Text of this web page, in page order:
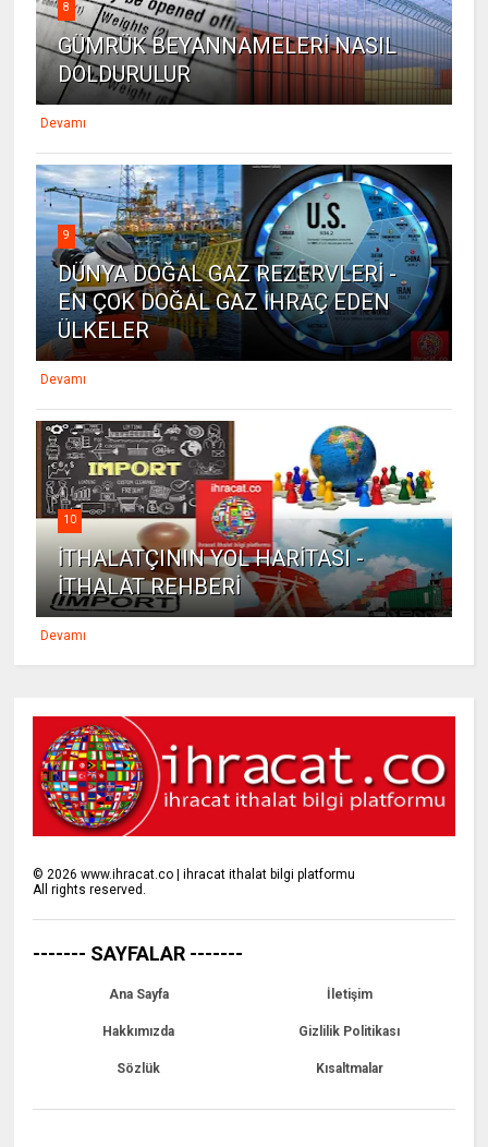
8
GÜMRÜK BEYANNAMELERİ NASIL
DOLDURULUR
Devamı
9
DÜNYA DOĞAL GAZ REZERVLERİ -
EN ÇOK DOĞAL GAZ İHRAÇ EDEN
ÜLKELER
Devamı
10
İTHALATÇININ YOL HARİTASI -
İTHALAT REHBERİ
Devamı
©2026 www.ihracat.co | ihracat ithalat bilgi platformu
All rights reserved.
------- SAYFALAR -------
Ana Sayfa İletişim
Hakkımızda Gizlilik Politikası
Sözlük Kısaltmalar